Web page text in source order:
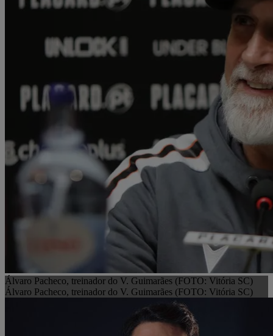
Álvaro Pacheco, treinador do V. Guimarães (FOTO: Vitória SC)
Álvaro Pacheco, treinador do V. Guimarães (FOTO: Vitória SC)